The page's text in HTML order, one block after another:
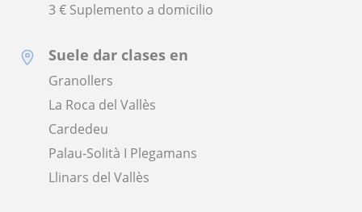
3 € Suplemento a domicilio
Suele dar clases en
Granollers
La Roca del Vallès
Cardedeu
Palau-Solità I Plegamans
Llinars del Vallès